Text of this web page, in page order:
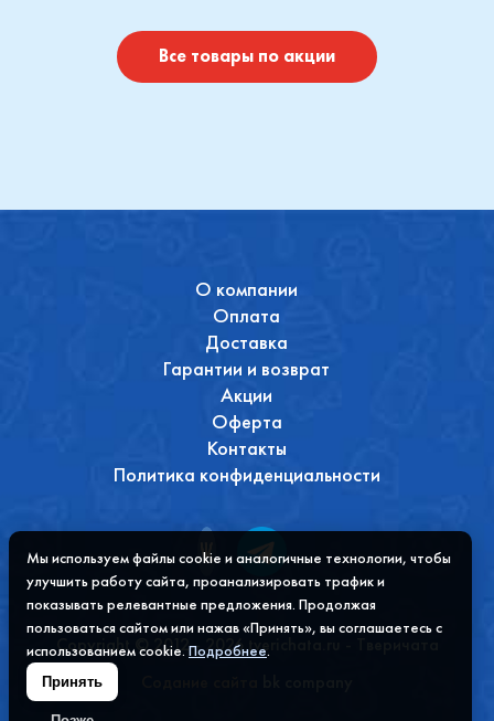
Купить
Все товары по акции
О компании
Оплата
Доставка
Гарантии и возврат
Акции
Оферта
Контакты
Политика конфиденциальности
Copyright © 2012 - 2026 tverichata.ru - Тверичата
Мы используем файлы cookie и аналогичные технологии, чтобы
улучшить работу сайта, проанализировать трафик и
показывать релевантные предложения. Продолжая
пользоваться сайтом или нажав «Принять», вы соглашаетесь с
использованием cookie. Подробнее.
Принять